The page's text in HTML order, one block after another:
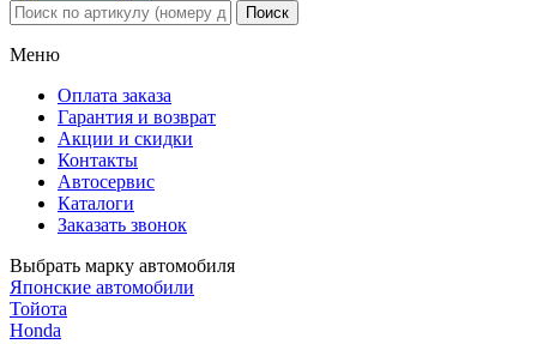
Меню
Оплата заказа
Гарантия и возврат
Акции и скидки
Контакты
Автосервис
Каталоги
Заказать звонок
Выбрать марку автомобиля
Японские автомобили
Тойота
Honda